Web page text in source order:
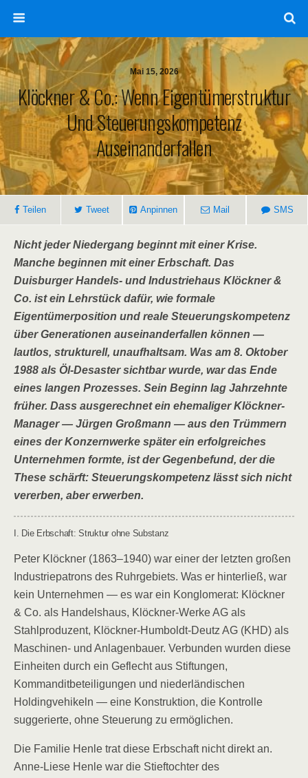
Mai 15, 2026
Klöckner & Co.: Wenn Eigentümerstruktur
Und Steuerungskompetenz
Auseinanderfallen
Teilen Tweet Anpinnen Mail SMS
Nicht jeder Niedergang beginnt mit einer Krise.
Manche beginnen mit einer Erbschaft. Das
Duisburger Handels- und Industriehaus Klöckner &
Co. ist ein Lehrstück dafür, wie formale
Eigentümerposition und reale Steuerungskompetenz
über Generationen auseinanderfallen können —
lautlos, strukturell, unaufhaltsam. Was am 8. Oktober
1988 als Öl-Desaster sichtbar wurde, war das Ende
eines langen Prozesses. Sein Beginn lag Jahrzehnte
früher. Dass ausgerechnet ein ehemaliger Klöckner-
Manager — Jürgen Großmann — aus den Trümmern
eines der Konzernwerke später ein erfolgreiches
Unternehmen formte, ist der Gegenbefund, der die
These schärft: Steuerungskompetenz lässt sich nicht
vererben, aber erwerben.
I. Die Erbschaft: Struktur ohne Substanz
Peter Klöckner (1863–1940) war einer der letzten großen
Industriepatrons des Ruhrgebiets. Was er hinterließ, war
kein Unternehmen — es war ein Konglomerat: Klöckner
& Co. als Handelshaus, Klöckner-Werke AG als
Stahlproduzent, Klöckner-Humboldt-Deutz AG (KHD) als
Maschinen- und Anlagenbauer. Verbunden wurden diese
Einheiten durch ein Geflecht aus Stiftungen,
Kommanditbeteiligungen und niederländischen
Holdingvehikeln — eine Konstruktion, die Kontrolle
suggerierte, ohne Steuerung zu ermöglichen.
Die Familie Henle trat diese Erbschaft nicht direkt an.
Anne-Liese Henle war die Stieftochter des